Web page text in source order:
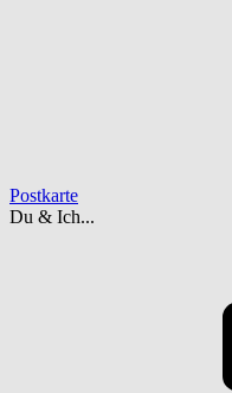
Postkarte
Du & Ich...